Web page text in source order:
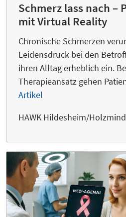
Schmerz lass nach –
mit Virtual Reality
Chronische Schmerzen
Leidensdruck bei den
ihren Alltag erheblich ein.
Therapieansatz gehen
Artikel
HAWK Hildesheim/